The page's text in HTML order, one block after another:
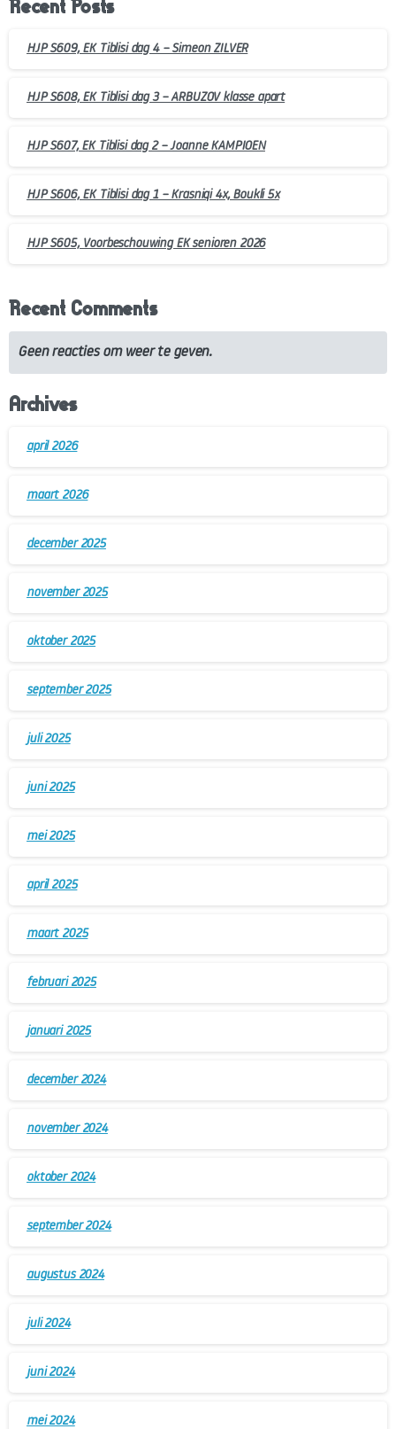
Recent Posts
HJP S609, EK Tiblisi dag 4 – Simeon ZILVER
HJP S608, EK Tiblisi dag 3 – ARBUZOV klasse apart
HJP S607, EK Tiblisi dag 2 – Joanne KAMPIOEN
HJP S606, EK Tiblisi dag 1 – Krasniqi 4x, Boukli 5x
HJP S605, Voorbeschouwing EK senioren 2026
Recent Comments
Geen reacties om weer te geven.
Archives
april 2026
maart 2026
december 2025
november 2025
oktober 2025
september 2025
juli 2025
juni 2025
mei 2025
april 2025
maart 2025
februari 2025
januari 2025
december 2024
november 2024
oktober 2024
september 2024
augustus 2024
juli 2024
juni 2024
mei 2024